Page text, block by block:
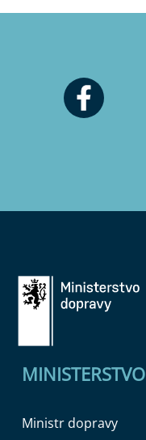
MINISTERSTVO
Ministr dopravy